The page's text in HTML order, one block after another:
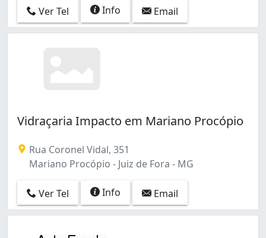
Ver Tel Info Email
Vidraçaria Impacto em Mariano Procópio
Rua Coronel Vidal, 351
Mariano Procópio - Juiz de Fora - MG
Ver Tel Info Email